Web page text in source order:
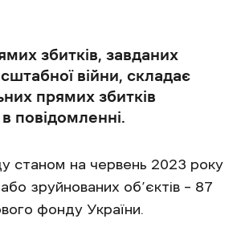
збитків, завданих
війни, складає
прямих збитків
повідомленні.
станом на червень 2023 року
зруйнованих об’єктів – 87
фонду України.